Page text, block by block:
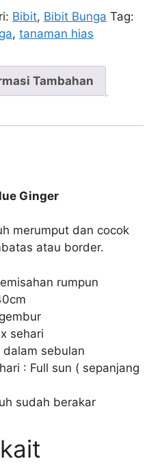
Bibit, Bibit Bunga Tag:
, tanaman hias
Tambahan
Ginger
merumput dan cocok
atau border.
rumpun
sehari
dalam sebulan
: Full sun ( sepanjang
sudah berakar